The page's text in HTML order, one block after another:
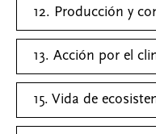
12. Producción y
13. Acción por el
15. Vida de